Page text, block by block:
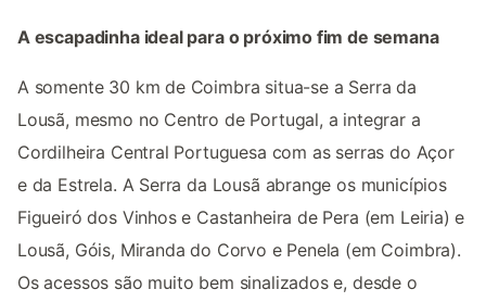
A escapadinha ideal para o próximo fim de semana
A somente 30 km de Coimbra situa-se a Serra da
Lousã, mesmo no Centro de Portugal, a integrar a
Cordilheira Central Portuguesa com as serras do Açor
e da Estrela. A Serra da Lousã abrange os municípios
Figueiró dos Vinhos e Castanheira de Pera (em Leiria) e
Lousã, Góis, Miranda do Corvo e Penela (em Coimbra).
Os acessos são muito bem sinalizados e, desde o